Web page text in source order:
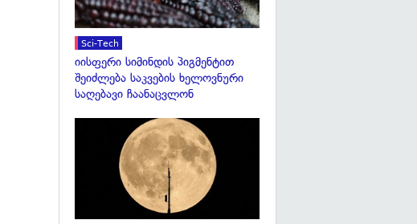
Sci-Tech
იისფერი სიმინდის პიგმენტით
შეიძლება საკვების ხელოვნური
საღებავი ჩაანაცვლონ